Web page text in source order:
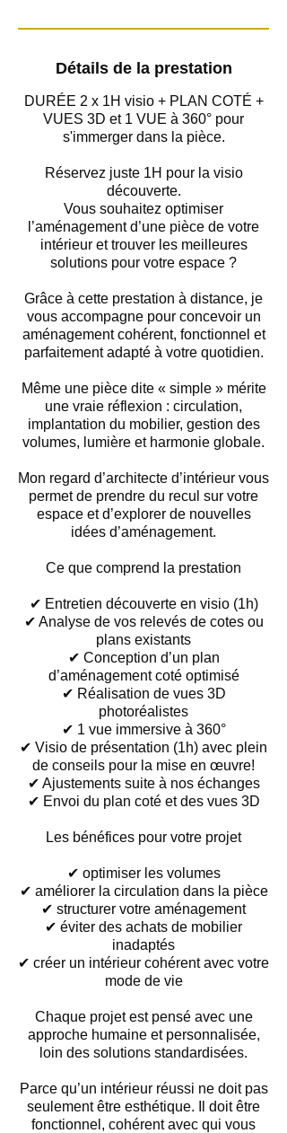
Détails de la prestation
DURÉE 2 x 1H visio + PLAN COTÉ +
VUES 3D et 1 VUE à 360° pour
s'immerger dans la pièce.
Réservez juste 1H pour la visio
découverte.
Vous souhaitez optimiser
l’aménagement d’une pièce de votre
intérieur et trouver les meilleures
solutions pour votre espace ?
Grâce à cette prestation à distance, je
vous accompagne pour concevoir un
aménagement cohérent, fonctionnel et
parfaitement adapté à votre quotidien.
Même une pièce dite « simple » mérite
une vraie réflexion : circulation,
implantation du mobilier, gestion des
volumes, lumière et harmonie globale.
Mon regard d’architecte d’intérieur vous
permet de prendre du recul sur votre
espace et d’explorer de nouvelles
idées d’aménagement.
Ce que comprend la prestation
✔ Entretien découverte en visio (1h)
✔ Analyse de vos relevés de cotes ou
plans existants
✔ Conception d’un plan
d’aménagement coté optimisé
✔ Réalisation de vues 3D
photoréalistes
✔ 1 vue immersive à 360°
✔ Visio de présentation (1h) avec plein
de conseils pour la mise en œuvre!
✔ Ajustements suite à nos échanges
✔ Envoi du plan coté et des vues 3D
Les bénéfices pour votre projet
✔ optimiser les volumes
✔ améliorer la circulation dans la pièce
✔ structurer votre aménagement
✔ éviter des achats de mobilier
inadaptés
✔ créer un intérieur cohérent avec votre
mode de vie
Chaque projet est pensé avec une
approche humaine et personnalisée,
loin des solutions standardisées.
Parce qu’un intérieur réussi ne doit pas
seulement être esthétique. Il doit être
fonctionnel, cohérent avec qui vous